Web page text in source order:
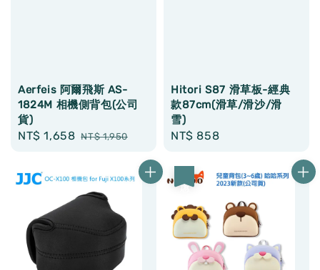
Aerfeis 阿爾飛斯 AS-
1824M 相機側背包(公司
貨)
Sale
NT$ 1,658 Regular
NT$ 1,950
Hitori S87 滑草板-經典
款87cm(滑草/滑沙/滑
雪)
Regular
NT$ 858